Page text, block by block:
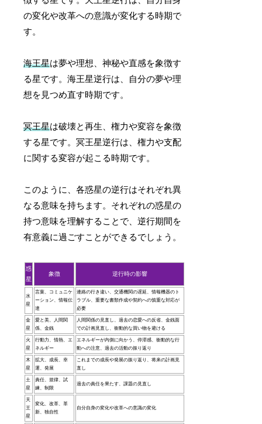
の変化や改革への意識が変化する時期で
す。
海王星は夢や理想、神秘や直感を象徴す
る星です。海王星逆行は、自分の夢や理
想を見つめ直す時期です。
冥王星は破壊と再生、権力や変容を象徴
する星です。冥王星逆行は、権力や支配
に関する変容が起こる時期です。
このように、各惑星の逆行はそれぞれ異
なる意味を持ちます。それぞれの惑星の
持つ意味を理解することで、逆行期間を
有意義に過ごすことができるでしょう。
惑
星
象徴 逆行時の影響
水
星
言葉、コミュニケ
ーション、情報伝
達
連絡の行き違い、交通機関の遅延、情報機器のト
ラブル、重要な書類作成や契約への慎重な対応が
必要
金
星
愛と美、人間関
係、金銭
人間関係の見直し、過去の恋愛への反省、金銭面
での計画見直し、衝動的な買い物を避ける
火
星
行動力、情熱、エ
ネルギー
エネルギーが内側に向かう、停滞感、衝動的な行
動への注意、過去の活動の振り返り
木
星
拡大、成長、幸
運、発展
これまでの成長や発展の振り返り、将来の計画見
直し
土
星
責任、規律、試
練、制限
過去の責任を果たす、課題の見直し
天
王
星
変化、改革、革
新、独自性
自分自身の変化や改革への意識の変化